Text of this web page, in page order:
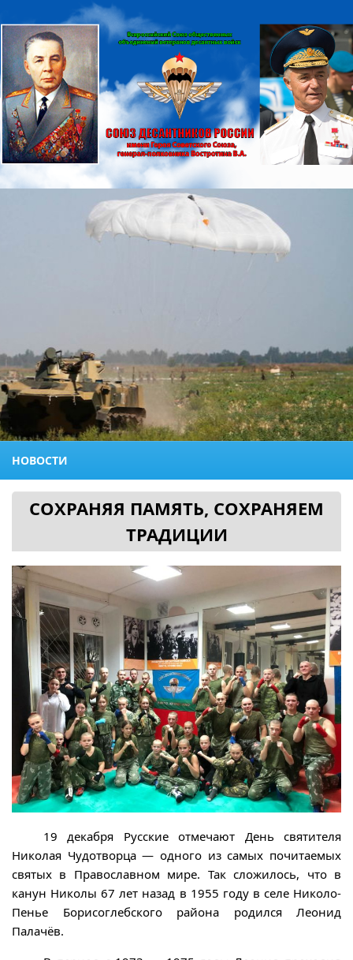
НОВОСТИ
СОХРАНЯЯ ПАМЯТЬ, СОХРАНЯЕМ
ТРАДИЦИИ
19 декабря Русские отмечают День святителя
Николая Чудотворца — одного из самых почитаемых
святых в Православном мире. Так сложилось, что в
канун Николы 67 лет назад в 1955 году в селе Николо-
Пенье Борисоглебского района родился Леонид
Палачёв.